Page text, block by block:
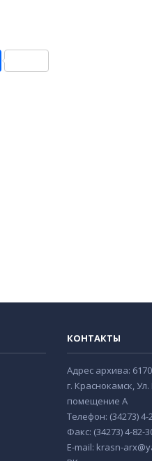
Отправить
КОНТАКТЫ
Адрес архива:
г. Краснокамск,
помещение А
Телефон: (34273) 4-
Факс: (34273) 4-82-
E-mail: krasn-